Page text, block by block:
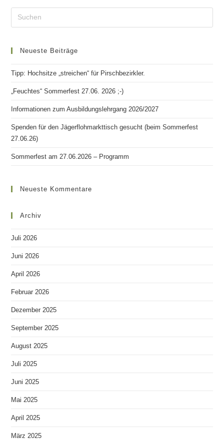
Neueste Beiträge
Tipp: Hochsitze „streichen“ für Pirschbezirkler.
„Feuchtes“ Sommerfest 27.06. 2026 ;-)
Informationen zum Ausbildungslehrgang 2026/2027
Spenden für den Jägerflohmarkttisch gesucht (beim Sommerfest
27.06.26)
Sommerfest am 27.06.2026 – Programm
Neueste Kommentare
Archiv
Juli 2026
Juni 2026
April 2026
Februar 2026
Dezember 2025
September 2025
August 2025
Juli 2025
Juni 2025
Mai 2025
April 2025
März 2025